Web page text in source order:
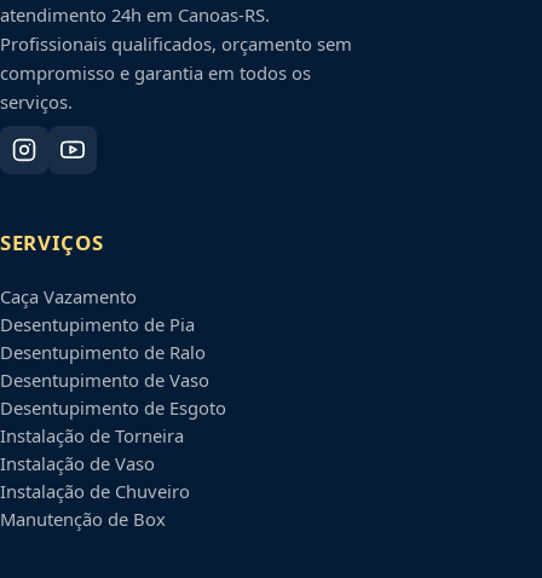
atendimento 24h em Canoas-RS.
Profissionais qualificados, orçamento sem
compromisso e garantia em todos os
serviços.
SERVIÇOS
Caça Vazamento
Desentupimento de Pia
Desentupimento de Ralo
Desentupimento de Vaso
Desentupimento de Esgoto
Instalação de Torneira
Instalação de Vaso
Instalação de Chuveiro
Manutenção de Box